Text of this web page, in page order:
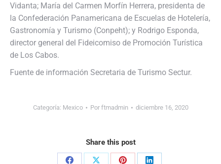
Vidanta; María del Carmen Morfín Herrera, presidenta de
la Confederación Panamericana de Escuelas de Hotelería,
Gastronomía y Turismo (Conpeht); y Rodrigo Esponda,
director general del Fideicomiso de Promoción Turística
de Los Cabos.
Fuente de información Secretaria de Turismo Sectur.
Categoría: Mexico Por ftmadmin diciembre 16, 2020
Share this post